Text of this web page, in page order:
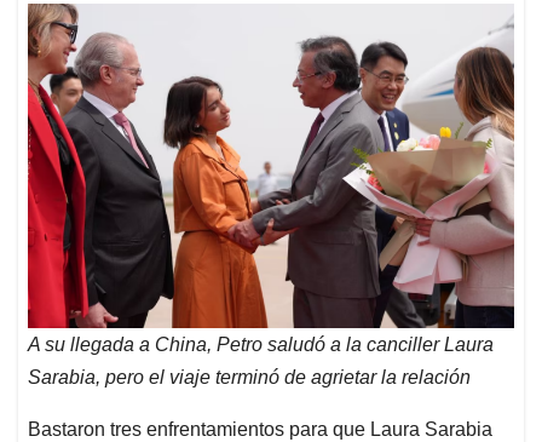
A su llegada a China, Petro saludó a la canciller Laura
Sarabia, pero el viaje terminó de agrietar la relación
Bastaron tres enfrentamientos para que Laura Sarabia